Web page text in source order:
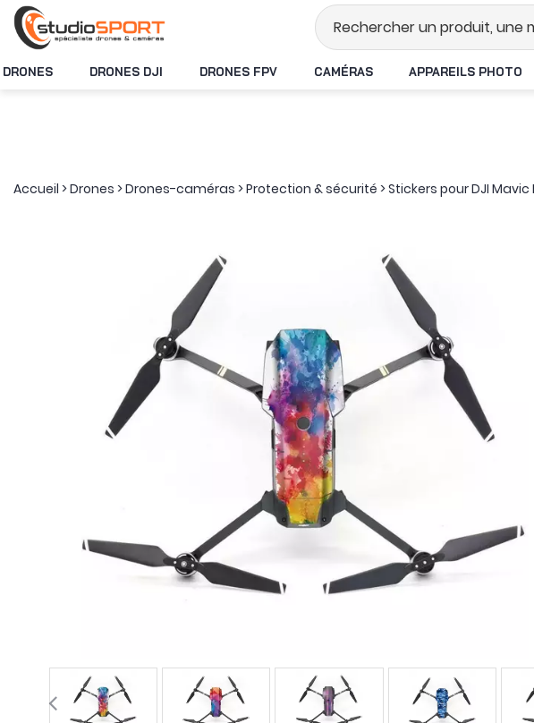
Stock en temps réel
DRONES DRONES DJI DRONES FPV CAMÉRAS APPAREILS PHOTO
Accueil >Drones >Drones-caméras >Protection & sécurité >Stickers pour DJI Mavic